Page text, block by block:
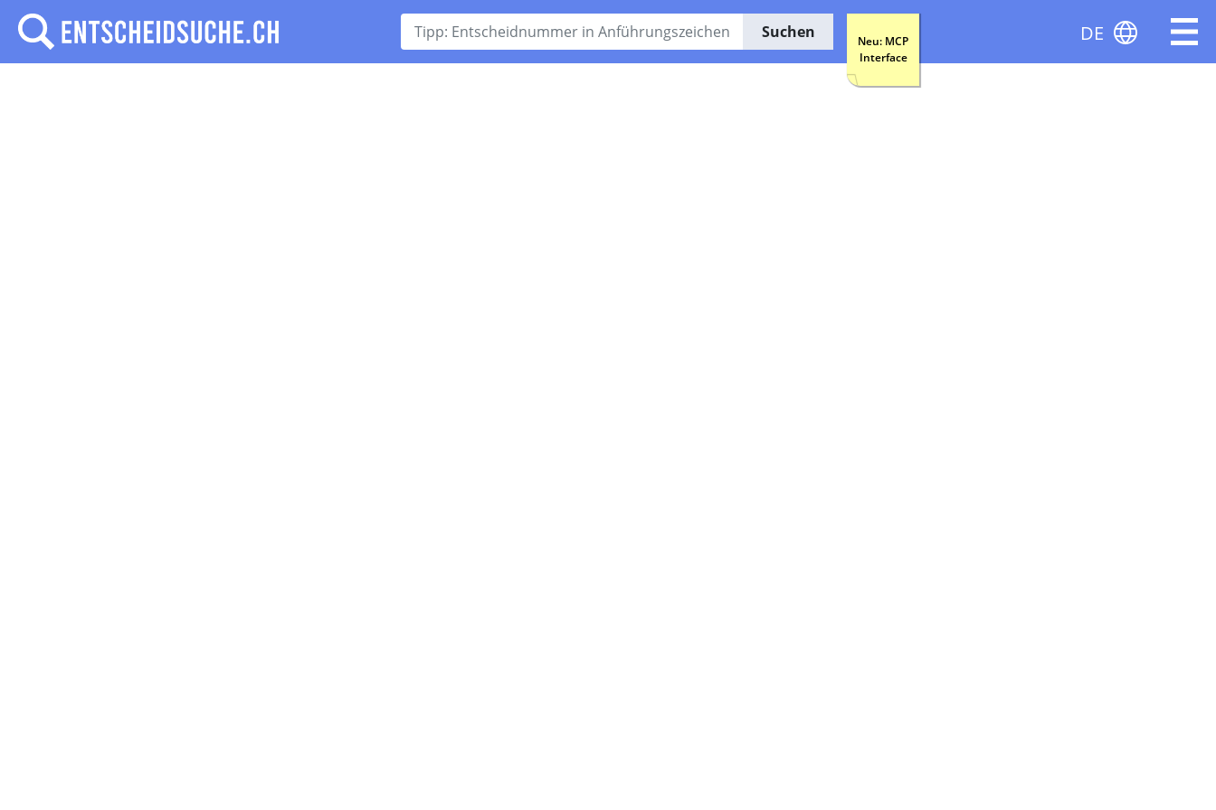
Suchen
Neu: MCP
Interface
DE